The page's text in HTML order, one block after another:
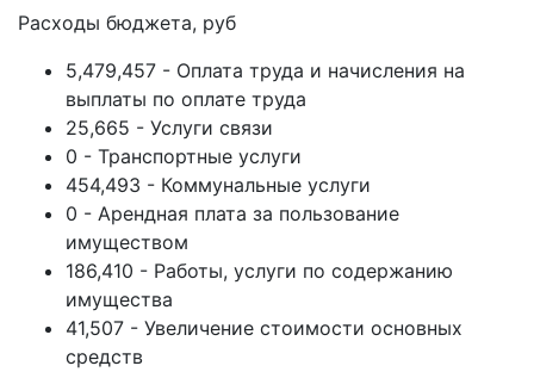
Расходы бюджета, руб
5,479,457 - Оплата труда и начисления на
выплаты по оплате труда
25,665 - Услуги связи
0 - Транспортные услуги
454,493 - Коммунальные услуги
0 - Арендная плата за пользование
имуществом
186,410 - Работы, услуги по содержанию
имущества
41,507 - Увеличение стоимости основных
средств